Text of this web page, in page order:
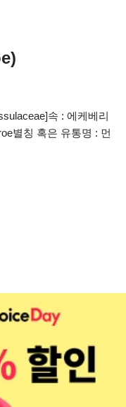
속 : 에케베리
별칭 혹은 유통명 : 먼